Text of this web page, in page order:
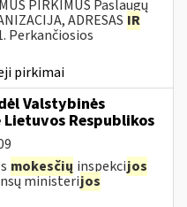
PIRKIMUS Paslaugų
ADRESAS IR
Perkančiosios
pirkimai
Valstybinės
Respublikos
mokesčių inspekcijos
ministerijos